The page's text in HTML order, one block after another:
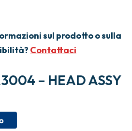
sul prodotto o sulla
Contattaci
– HEAD ASSY